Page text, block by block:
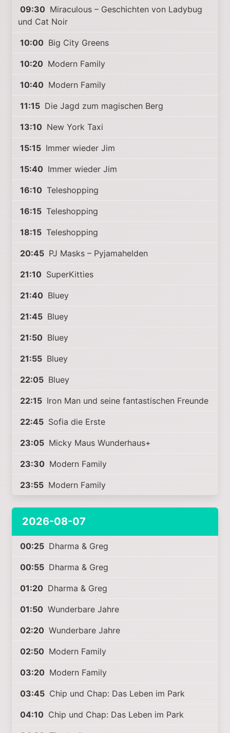
09:30 Miraculous – Geschichten von Ladybug
und Cat Noir
10:00 Big City Greens
10:20 Modern Family
10:40 Modern Family
11:15 Die Jagd zum magischen Berg
13:10 New York Taxi
15:15 Immer wieder Jim
15:40 Immer wieder Jim
16:10 Teleshopping
16:15 Teleshopping
18:15 Teleshopping
20:45 PJ Masks – Pyjamahelden
21:10 SuperKitties
21:40 Bluey
21:45 Bluey
21:50 Bluey
21:55 Bluey
22:05 Bluey
22:15 Iron Man und seine fantastischen Freunde
22:45 Sofia die Erste
23:05 Micky Maus Wunderhaus+
23:30 Modern Family
23:55 Modern Family
2026-08-07
00:25 Dharma & Greg
00:55 Dharma & Greg
01:20 Dharma & Greg
01:50 Wunderbare Jahre
02:20 Wunderbare Jahre
02:50 Modern Family
03:20 Modern Family
03:45 Chip und Chap: Das Leben im Park
04:10 Chip und Chap: Das Leben im Park